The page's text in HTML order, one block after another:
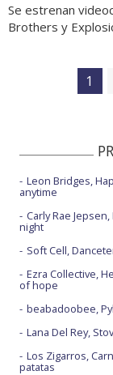
Se estrenan
Brothers y
1
Leon Bridges,
anytime
Carly Rae Jepsen,
night
Soft Cell,
Ezra Collective,
of hope
beabadoobee,
Lana Del Rey,
Los Zigarros,
patatas